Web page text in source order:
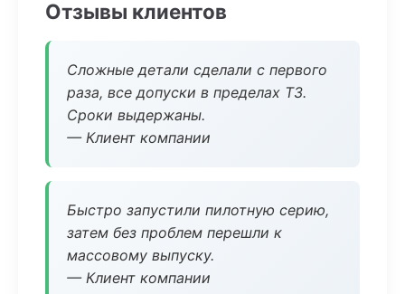
Отзывы клиентов
Сложные детали сделали с первого
раза, все допуски в пределах ТЗ.
Сроки выдержаны.
— Клиент компании
Быстро запустили пилотную серию,
затем без проблем перешли к
массовому выпуску.
— Клиент компании